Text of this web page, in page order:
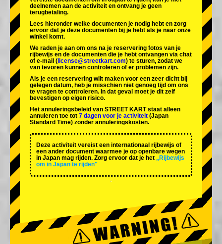
deelnemen aan de activiteit en ontvang je geen
terugbetaling.
Lees hieronder welke documenten je nodig hebt en zorg
ervoor dat je deze documenten bij je hebt als je naar onze
winkel komt.
We raden je aan om ons na je reservering fotos van je
rijbewijs en de documenten die je hebt ontvangen via chat
of e-mail ( license@streetkart.com) te sturen, zodat we
van tevoren kunnen controleren of er problemen zijn.
Als je een reservering wilt maken voor een zeer dicht bij
gelegen datum, heb je misschien niet genoeg tijd om ons
te vragen te controleren. In dat geval moet je dit zelf
bevestigen op eigen risico.
Het annuleringsbeleid van STREET KART staat alleen
annuleren toe tot 7 dagen voor je activiteit (Japan
Standard Time) zonder annuleringskosten.
Deze activiteit vereist een internationaal rijbewijs of
een ander document waarmee je op openbare wegen
in Japan mag rijden. Zorg ervoor dat je het „Rijbewijs
om in Japan te rijden"